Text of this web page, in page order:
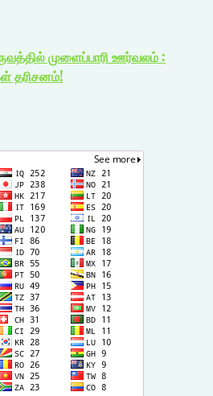
முளைப்பாரி ஊர்வலம் :
தரிசனம்!